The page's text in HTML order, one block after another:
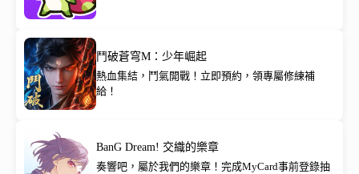
鬥破蒼穹M：少年崛起
熱血集結，鬥氣開戰！立即預約，領專屬修練補
給！
BanG Dream! 交織的樂章
奏響吧，屬於我們的樂章！完成MyCard事前登錄抽